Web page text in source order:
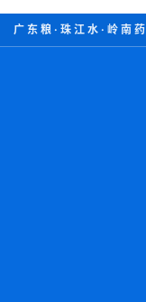
广东粮·珠江水·岭南药